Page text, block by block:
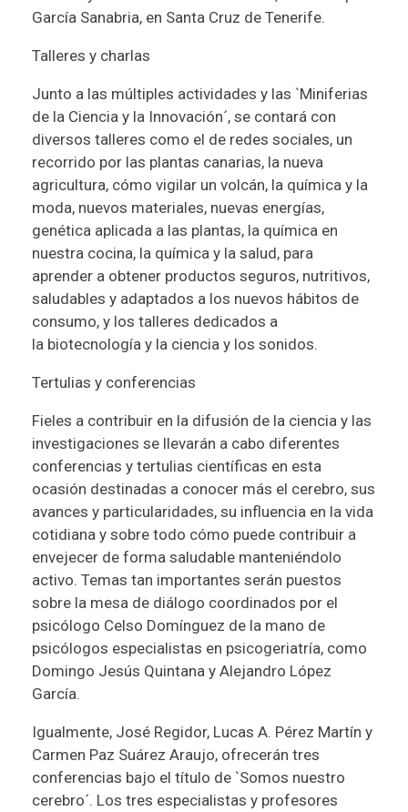
García Sanabria, en Santa Cruz de Tenerife.
Talleres y charlas
Junto a las múltiples actividades y las `Miniferias
de la Ciencia y la Innovación´, se contará con
diversos talleres como el de redes sociales, un
recorrido por las plantas canarias, la nueva
agricultura, cómo vigilar un volcán, la química y la
moda, nuevos materiales, nuevas energías,
genética aplicada a las plantas, la química en
nuestra cocina, la química y la salud, para
aprender a obtener productos seguros, nutritivos,
saludables y adaptados a los nuevos hábitos de
consumo, y los talleres dedicados a
la biotecnología y la ciencia y los sonidos.
Tertulias y conferencias
Fieles a contribuir en la difusión de la ciencia y las
investigaciones se llevarán a cabo diferentes
conferencias y tertulias científicas en esta
ocasión destinadas a conocer más el cerebro, sus
avances y particularidades, su influencia en la vida
cotidiana y sobre todo cómo puede contribuir a
envejecer de forma saludable manteniéndolo
activo. Temas tan importantes serán puestos
sobre la mesa de diálogo coordinados por el
psicólogo Celso Domínguez de la mano de
psicólogos especialistas en psicogeriatría, como
Domingo Jesús Quintana y Alejandro López
García.
Igualmente, José Regidor, Lucas A. Pérez Martín y
Carmen Paz Suárez Araujo, ofrecerán tres
conferencias bajo el título de `Somos nuestro
cerebro´. Los tres especialistas y profesores